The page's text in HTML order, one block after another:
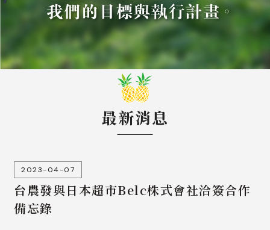
最新消息
2023-04-07
台農發與日本超市Belc株式會社洽簽合作
備忘錄